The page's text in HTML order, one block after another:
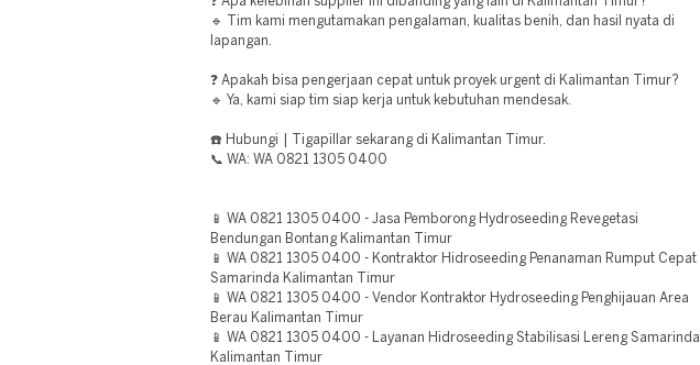
🔹 Tim kami mengutamakan pengalaman, kualitas benih, dan hasil nyata di
lapangan.
❓ Apakah bisa pengerjaan cepat untuk proyek urgent di Kalimantan Timur?
🔹 Ya, kami siap tim siap kerja untuk kebutuhan mendesak.
☎️ Hubungi | Tigapillar sekarang di Kalimantan Timur.
📞 WA: WA 0821 1305 0400
📱 WA 0821 1305 0400 - Jasa Pemborong Hydroseeding Revegetasi
Bendungan Bontang Kalimantan Timur
📱 WA 0821 1305 0400 - Kontraktor Hidroseeding Penanaman Rumput Cepat
Samarinda Kalimantan Timur
📱 WA 0821 1305 0400 - Vendor Kontraktor Hydroseeding Penghijauan Area
Berau Kalimantan Timur
📱 WA 0821 1305 0400 - Layanan Hidroseeding Stabilisasi Lereng Samarinda
Kalimantan Timur